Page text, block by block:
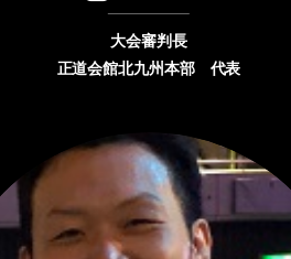
大会審判長
正道会館北九州本部 代表